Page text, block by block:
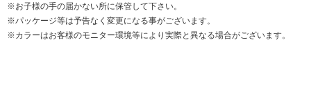
※お子様の手の届かない所に保管して下さい。
※パッケージ等は予告なく変更になる事がございます。
※カラーはお客様のモニター環境等により実際と異なる場合がございます。